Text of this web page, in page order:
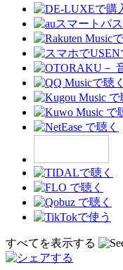
すべてを表示する